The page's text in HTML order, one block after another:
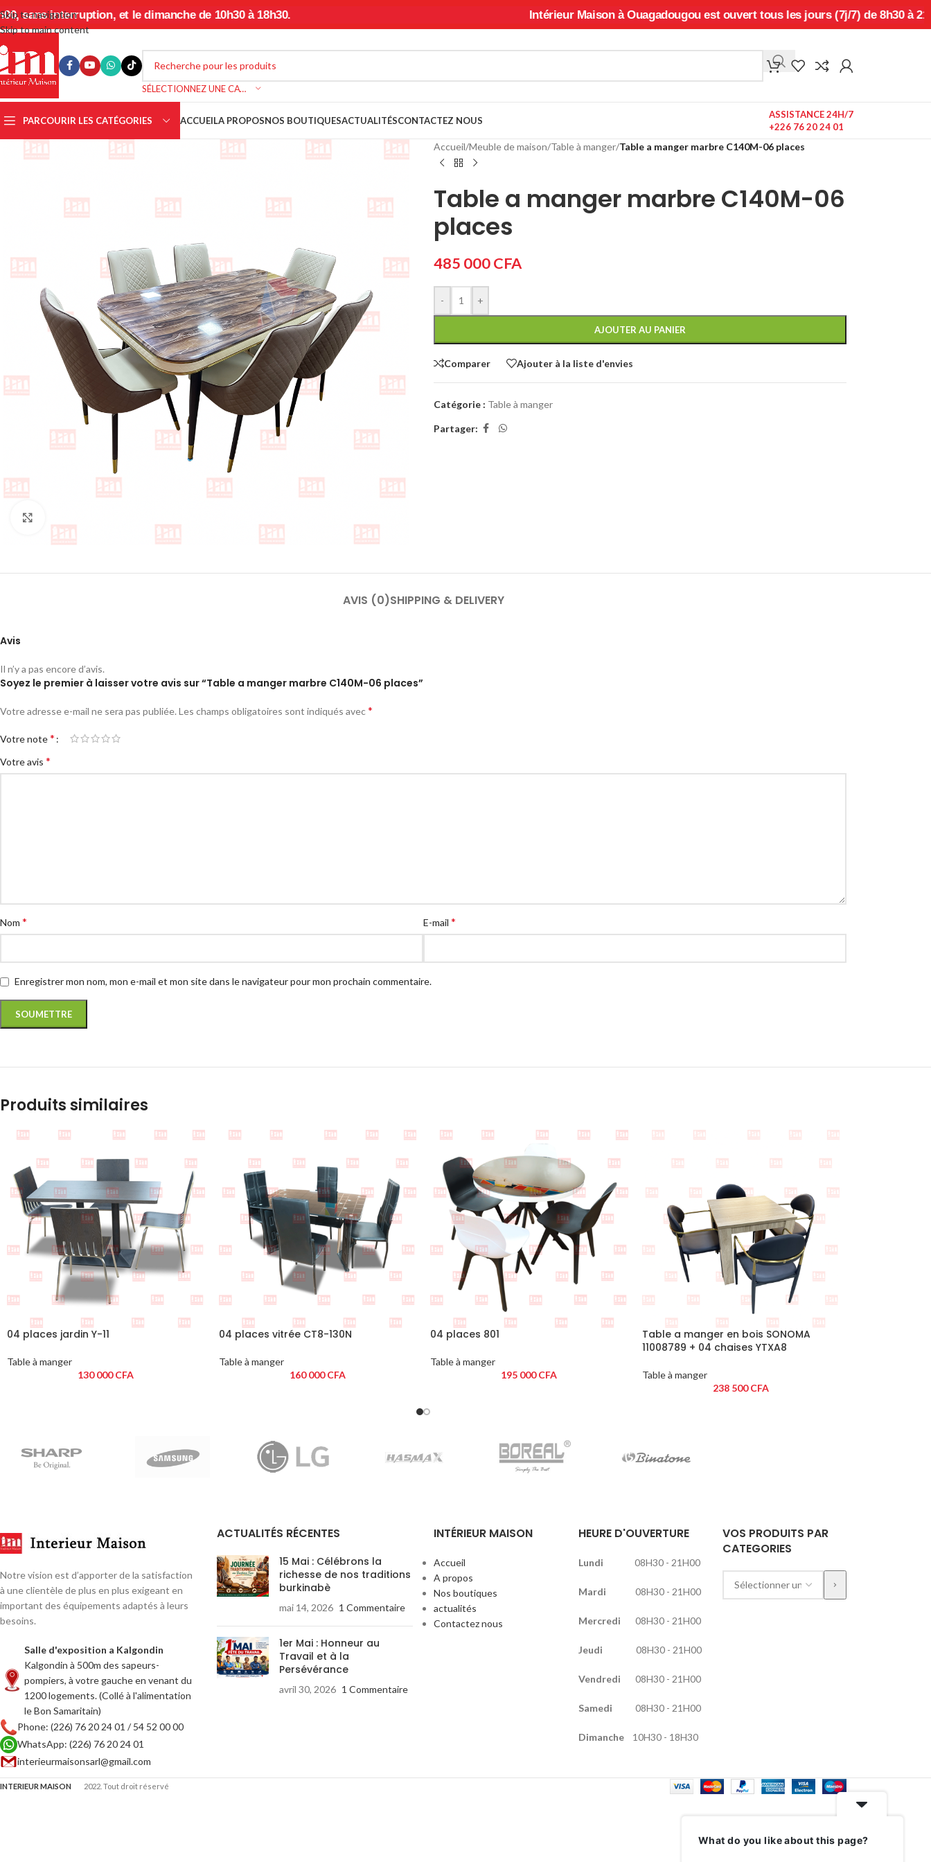
Skip to navigation
Skip to main content
et le dimanche de 10h30 à 18h30. Intérieur Maison à Ouagadougou est ouvert tous les jours (7j/7) de 8h30 à 21h00,
SÉLECTIONNEZ UNE CATÉGORIE
PARCOURIR LES CATÉGORIES ACCUEILA PROPOSNOS BOUTIQUESACTUALITÉSCONTACTEZ NOUS
ASSISTANCE 24H/7
+226 76 20 24 01
Accueil/Meuble de maison/Table à manger/Table a manger marbre C140M-06 places
Table a manger marbre C140M-06
places
485 000CFA
- +
AJOUTER AU PANIER
Comparer Ajouter à la liste d'envies
Catégorie : Table à manger
Partager:
AVIS (0)SHIPPING & DELIVERY
Avis
Il n’y a pas encore d’avis.
Soyez le premier à laisser votre avis sur “Table a manger marbre C140M-06 places”
Votre adresse e-mail ne sera pas publiée. Les champs obligatoires sont indiqués avec*
Votre note*
Votre avis *
Nom * E-mail *
Enregistrer mon nom, mon e-mail et mon site dans le navigateur pour mon prochain commentaire.
Produits similaires
04 places jardin Y-11
Table à manger
130 000CFA
04 places vitrée CT8-130N
Table à manger
160 000CFA
04 places 801
Table à manger
195 000CFA
Table a manger en bois SONOMA
11008789 + 04 chaises YTXA8
Table à manger
238 500CFA
Notre vision est d’apporter de la satisfaction
à une clientèle de plus en plus exigeant en
important des équipements adaptés à leurs
besoins.
Salle d'exposition a Kalgondin
Kalgondin à 500m des sapeurs-
pompiers, à votre gauche en venant du
1200 logements. (Collé à l'alimentation
le Bon Samaritain)
Phone: (226) 76 20 24 01 / 54 52 00 00
WhatsApp: (226) 76 20 24 01
interieurmaisonsarl@gmail.com
ACTUALITÉS RÉCENTES
15 Mai : Célébrons la
richesse de nos traditions
burkinabè
mai 14, 2026 1 Commentaire
1er Mai : Honneur au
Travail et à la
Persévérance
avril 30, 2026 1 Commentaire
INTÉRIEUR MAISON
Accueil
A propos
Nos boutiques
actualités
Contactez nous
HEURE D'OUVERTURE
Lundi 08H30 - 21H00
Mardi 08H30 - 21H00
Mercredi 08H30 - 21H00
Jeudi 08H30 - 21H00
Vendredi 08H30 - 21H00
Samedi 08H30 - 21H00
Dimanche10H30 - 18H30
VOS PRODUITS PAR
CATEGORIES
INTERIEUR MAISON 2022. Tout droit réservé
What do you like about this page?